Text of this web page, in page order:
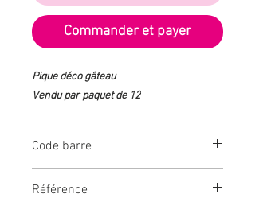
Commander et payer
Pique déco gâteau
Vendu par paquet de 12
Code barre
Référence